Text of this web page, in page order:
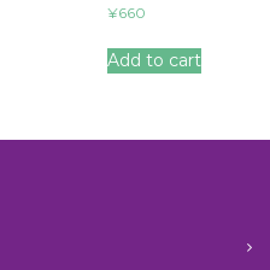
¥660
Add to cart